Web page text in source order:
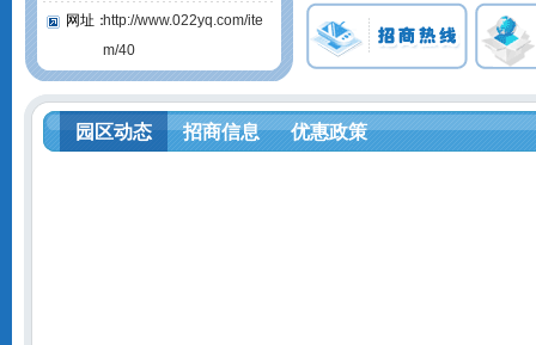
网址：http://www.022yq.com/ite
m/40
园区动态 招商信息 优惠政策